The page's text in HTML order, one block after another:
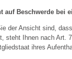
auf Beschwerde bei
der Ansicht sind,
steht Ihnen nach Art.
ihres